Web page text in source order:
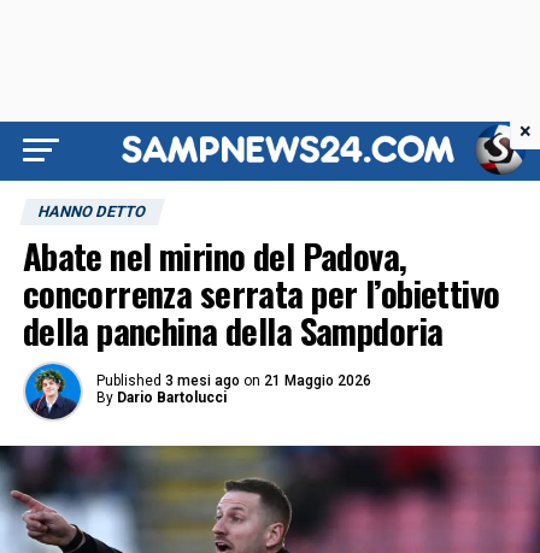
HANNO DETTO
Abate nel mirino del Padova,
concorrenza serrata per l’obiettivo
della panchina della Sampdoria
Published 3 mesi ago on 21 Maggio 2026
By Dario Bartolucci
×